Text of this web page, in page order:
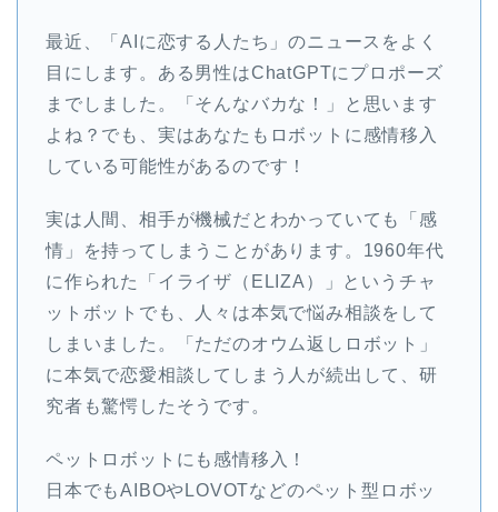
最近、「AIに恋する人たち」のニュースをよく
目にします。ある男性はChatGPTにプロポーズ
までしました。「そんなバカな！」と思います
よね？でも、実はあなたもロボットに感情移入
している可能性があるのです！
実は人間、相手が機械だとわかっていても「感
情」を持ってしまうことがあります。1960年代
に作られた「イライザ（ELIZA）」というチャ
ットボットでも、人々は本気で悩み相談をして
しまいました。「ただのオウム返しロボット」
に本気で恋愛相談してしまう人が続出して、研
究者も驚愕したそうです。
ペットロボットにも感情移入！
日本でもAIBOやLOVOTなどのペット型ロボッ